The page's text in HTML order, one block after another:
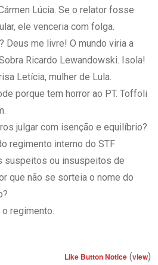
Lúcia. Se o relator fosse
ele venceria com folga.
Deus me livre! O mundo viria a
Ricardo Lewandowski. Isola!
Letícia, mulher de Lula.
porque tem horror ao PT. Toffoli
julgar com isenção e equilíbrio?
regimento interno do STF
suspeitos ou insuspeitos de
que não se sorteia o nome do
regimento.
Like Button Notice (view)